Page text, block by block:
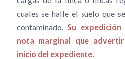
cuales se halle el suelo que
contaminado.Su expedición
nota marginal que
inicio del expediente.